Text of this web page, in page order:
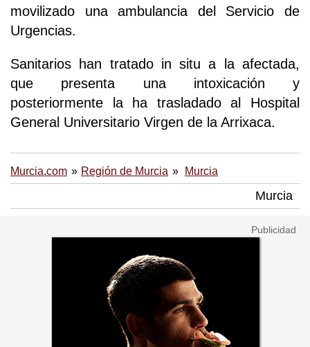
movilizado una ambulancia del Servicio de
Urgencias.
Sanitarios han tratado in situ a la afectada,
que presenta una intoxicación y
posteriormente la ha trasladado al Hospital
General Universitario Virgen de la Arrixaca.
Murcia.com Región de Murcia Murcia
Murcia